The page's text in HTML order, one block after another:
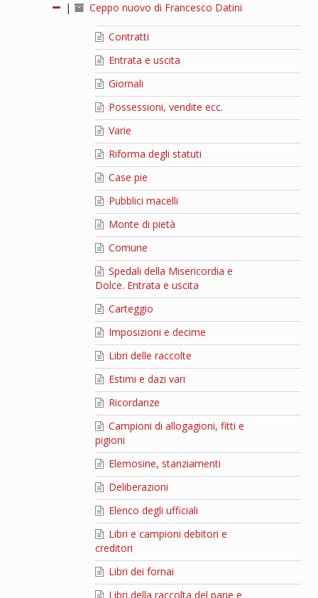
|
Ceppo nuovo di Francesco Datini
Contratti
Entrata e uscita
Giornali
Possessioni, vendite ecc.
Varie
Riforma degli statuti
Case pie
Pubblici macelli
Monte di pietà
Comune
Spedali della Misericordia e
Dolce. Entrata e uscita
Carteggio
Imposizioni e decime
Libri delle raccolte
Estimi e dazi vari
Ricordanze
Campioni di allogagioni, fitti e
pigioni
Elemosine, stanziamenti
Deliberazioni
Elenco degli ufficiali
Libri e campioni debitori e
creditori
Libri dei fornai
Libri della raccolta del pane e